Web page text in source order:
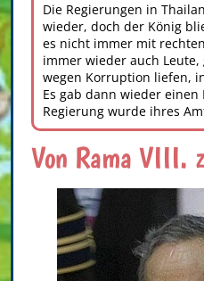
Die Regierungen in
wieder, doch der König
es nicht immer mit
immer wieder auch
wegen Korruption liefen,
Es gab dann wieder
Regierung wurde ihres
Von Rama VIII.